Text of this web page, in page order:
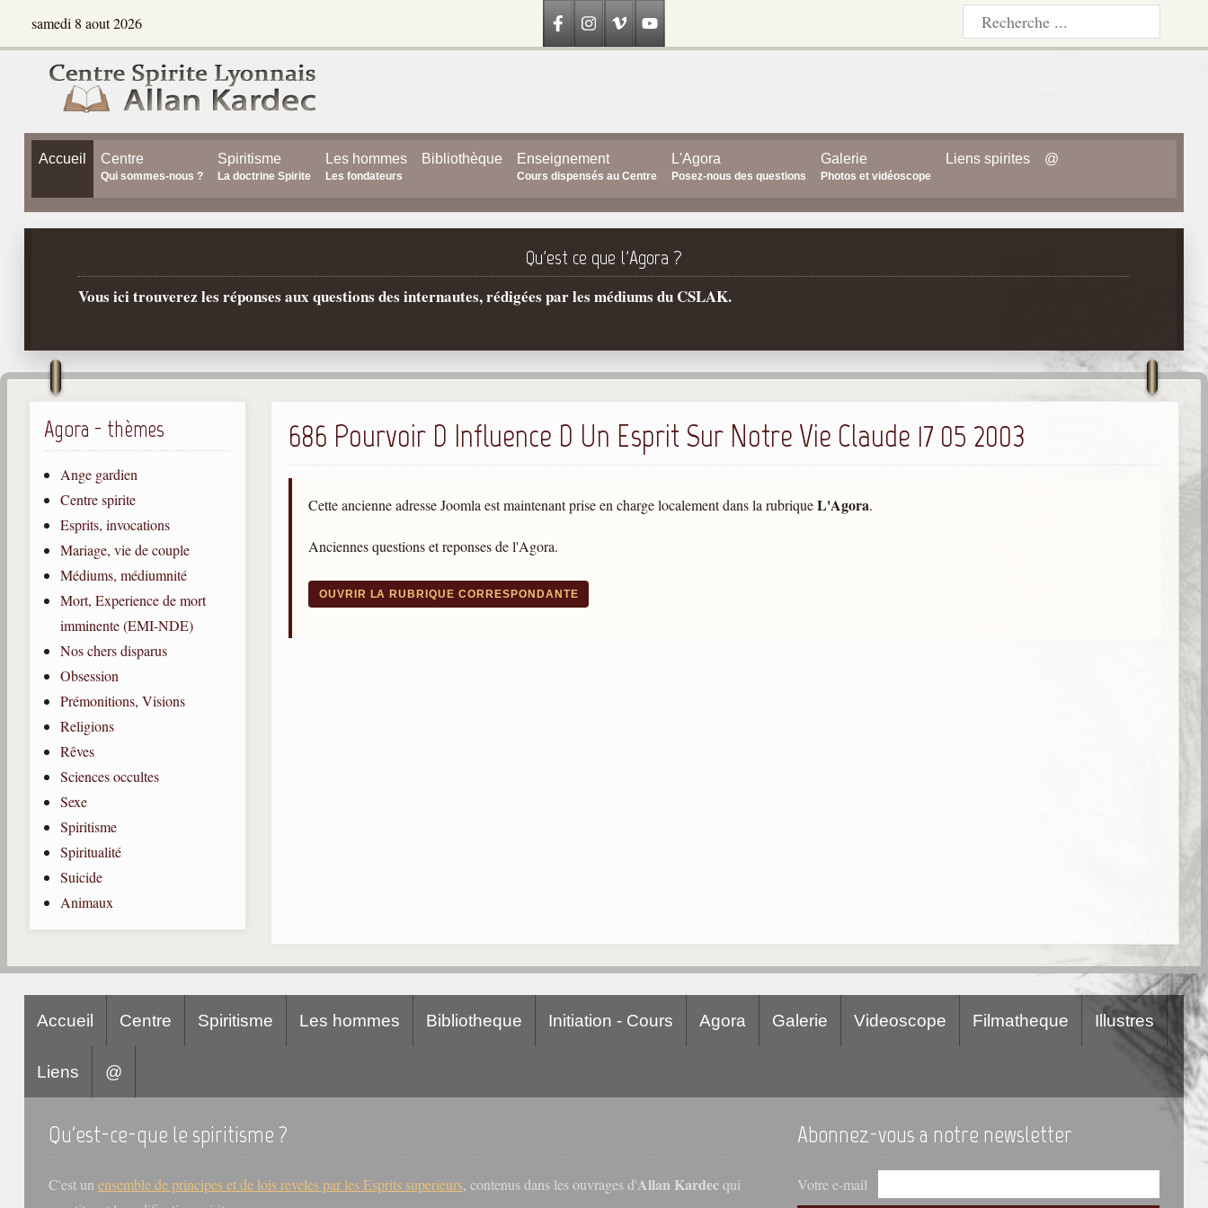
samedi 8 aout 2026
Accueil Centre
Qui sommes-nous ?
Spiritisme
La doctrine Spirite
Les hommes
Les fondateurs
Bibliothèque Enseignement
Cours dispensés au Centre
L'Agora
Posez-nous des questions
Galerie
Photos et vidéoscope
Liens spirites @
Qu'est ce que l'Agora ?
Vous ici trouverez les réponses aux questions des internautes, rédigées par les médiums du CSLAK.
Agora - thèmes
Ange gardien
Centre spirite
Esprits, invocations
Mariage, vie de couple
Médiums, médiumnité
Mort, Experience de mort
imminente (EMI-NDE)
Nos chers disparus
Obsession
Prémonitions, Visions
Religions
Rêves
Sciences occultes
Sexe
Spiritisme
Spiritualité
Suicide
Animaux
686 Pourvoir D Influence D Un Esprit Sur Notre Vie Claude 17 05 2003
Cette ancienne adresse Joomla est maintenant prise en charge localement dans la rubriqueL'Agora.
Anciennes questions et reponses de l'Agora.
OUVRIR LA RUBRIQUE CORRESPONDANTE
Accueil Centre Spiritisme Les hommes Bibliotheque Initiation - Cours Agora Galerie Videoscope Filmatheque Illustres
Liens @
Qu'est-ce-que le spiritisme ?
C'est un ensemble de principes et de lois reveles par les Esprits superieurs, contenus dans les ouvrages d'Allan Kardecqui
Abonnez-vous a notre newsletter
Votre e-mail